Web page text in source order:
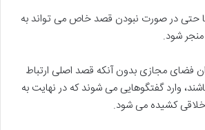
حتی در صورت نبودن قصد خاص می تواند به
شود.
فضای مجازی بدون آنکه قصد اصلی ارتباط
وارد گفتگوهایی می شوند که در نهایت به
اخلاقی کشیده می شود.